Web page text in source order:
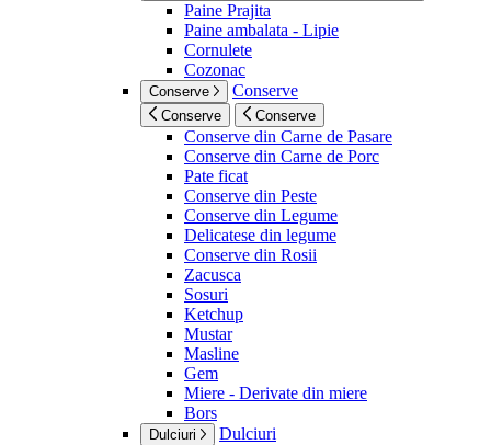
Paine Prajita
Paine ambalata - Lipie
Cornulete
Cozonac
Conserve Conserve
Conserve Conserve
Conserve din Carne de Pasare
Conserve din Carne de Porc
Pate ficat
Conserve din Peste
Conserve din Legume
Delicatese din legume
Conserve din Rosii
Zacusca
Sosuri
Ketchup
Mustar
Masline
Gem
Miere - Derivate din miere
Bors
Dulciuri Dulciuri